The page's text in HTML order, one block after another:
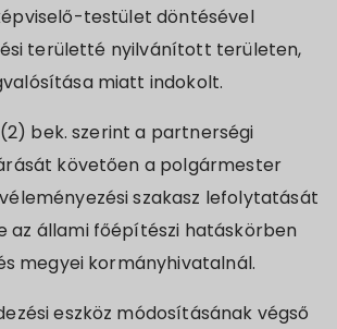
testület döntésével
területté nyilvánított területen,
miatt indokolt.
(2) bek. szerint a partnerségi
követően a polgármester
szakasz lefolytatását
az állami főépítészi hatáskörben
megyei kormányhivatalnál.
eszköz módosításának végső